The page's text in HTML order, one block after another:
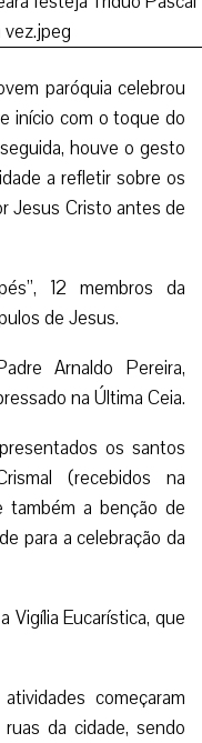
paróquia celebrou
início com o toque do
houve o gesto
a refletir sobre os
Jesus Cristo antes de
12 membros da
de Jesus.
Arnaldo Pereira,
na Última Ceia.
os santos
(recebidos na
também a benção de
para a celebração da
Vigília Eucarística, que
começaram
da cidade, sendo